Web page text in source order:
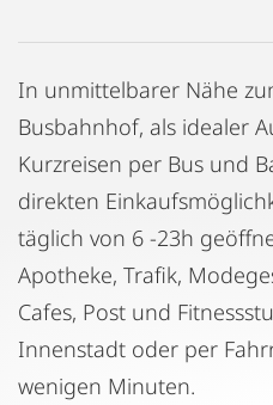
In unmittelbarer Nähe
Busbahnhof, als idealer
Kurzreisen per Bus und
direkten
täglich von 6 -23h
Apotheke, Trafik,
Cafes, Post und
Innenstadt oder per
wenigen Minuten.